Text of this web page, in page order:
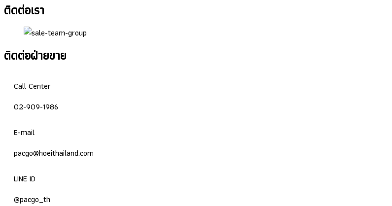
ติดต่อเรา
ติดต่อฝ่ายขาย
Call Center
02-909-1986
E-mail
pacgo@hoeithailand.com
LINE ID
@pacgo_th